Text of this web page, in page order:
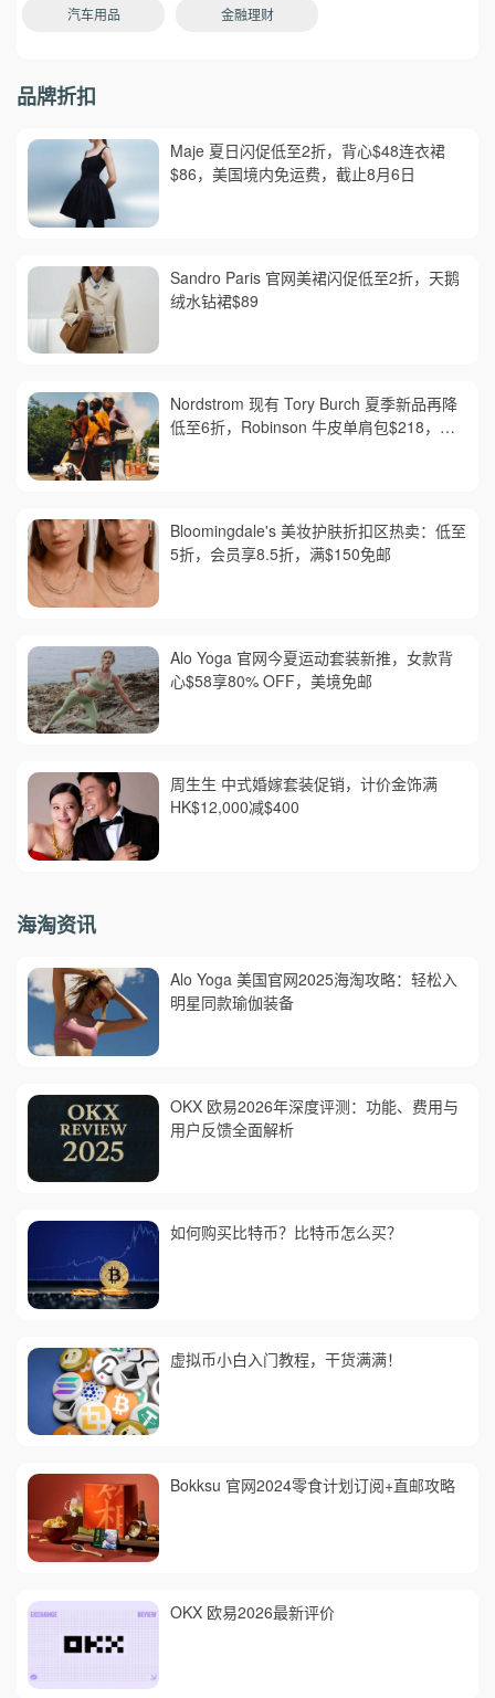
汽车用品 金融理财
品牌折扣
Maje 夏日闪促低至2折，背心$48连衣裙
$86，美国境内免运费，截止8月6日
Sandro Paris 官网美裙闪促低至2折，天鹅
绒水钻裙$89
Nordstrom 现有 Tory Burch 夏季新品再降
低至6折，Robinson 牛皮单肩包$218，买
Bloomingdale's 美妆护肤折扣区热卖：低至
5折，会员享8.5折，满$150免邮
Alo Yoga 官网今夏运动套装新推，女款背
心$58享80% OFF，美境免邮
周生生 中式婚嫁套装促销，计价金饰满
HK$12,000减$400
海淘资讯
Alo Yoga 美国官网2025海淘攻略：轻松入
明星同款瑜伽装备
OKX 欧易2026年深度评测：功能、费用与
用户反馈全面解析
如何购买比特币？比特币怎么买？
虚拟币小白入门教程，干货满满！
Bokksu 官网2024零食计划订阅+直邮攻略
OKX 欧易2026最新评价